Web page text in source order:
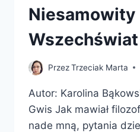
Niesamowity
Wszechświat
PrzezTrzeciak Marta
Autor: Karolina
Gwis Jak mawiał
nade mną, pytania